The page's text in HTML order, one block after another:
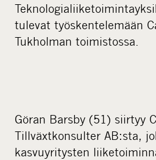
tulevat työskentelemään
Tukholman toimistossa.
Göran Barsby (51) siirtyy
Tillväxtkonsulter AB:sta,
kasvuyritysten